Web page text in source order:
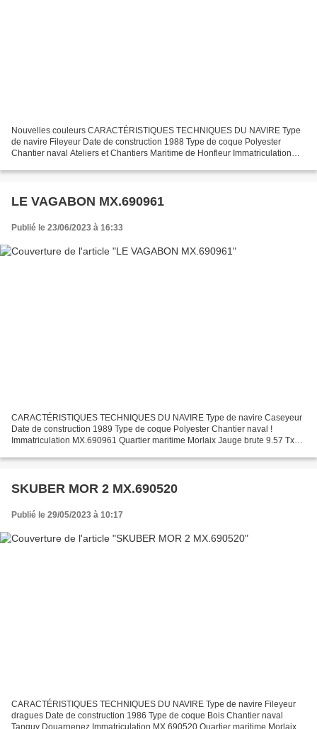
Nouvelles couleurs CARACTÉRISTIQUES TECHNIQUES DU NAVIRE Type
de navire Fileyeur Date de construction 1988 Type de coque Polyester
Chantier naval Ateliers et Chantiers Maritime de Honfleur Immatriculation
LE VAGABON MX.690961
Publié le 23/06/2023 à 16:33
CARACTÉRISTIQUES TECHNIQUES DU NAVIRE Type de navire Caseyeur
Date de construction 1989 Type de coque Polyester Chantier naval !
Immatriculation MX.690961 Quartier maritime Morlaix Jauge brute 9.57 Tx
SKUBER MOR 2 MX.690520
Publié le 29/05/2023 à 10:17
CARACTÉRISTIQUES TECHNIQUES DU NAVIRE Type de navire Fileyeur
dragues Date de construction 1986 Type de coque Bois Chantier naval